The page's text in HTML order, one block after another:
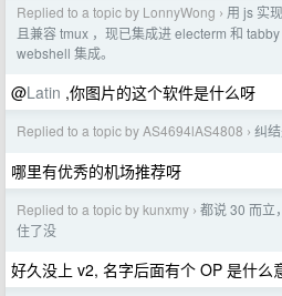
Replied to a topic by LonnyWong › 用 js 实
且兼容 tmux ，现已集成进 electerm 和
webshell 集成。
@Latin ,你图片的这个软件是什么呀
Replied to a topic by AS4694lAS4808 › 纠
哪里有优秀的机场推荐呀
Replied to a topic by kunxmy › 都说 30 而立
住了没
好久没上 v2, 名字后面有个 OP 是什么